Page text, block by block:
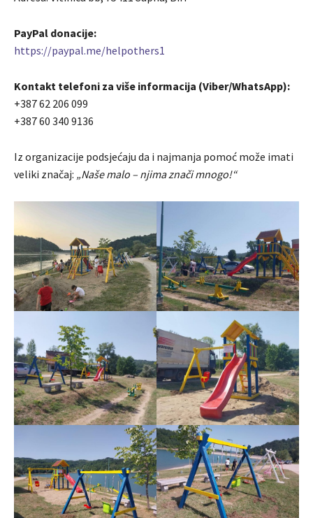
PayPal donacije:
https://paypal.me/helpothers1
Kontakt telefoni za više informacija (Viber/WhatsApp):
+387 62 206 099
+387 60 340 9136
Iz organizacije podsjećaju da i najmanja pomoć može imati
veliki značaj: „Naše malo – njima znači mnogo!“